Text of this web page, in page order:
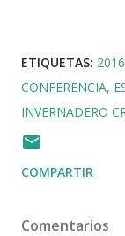
ETIQUETAS: 2016
CONFERENCIA
INVERNADERO
COMPARTIR
Comentarios